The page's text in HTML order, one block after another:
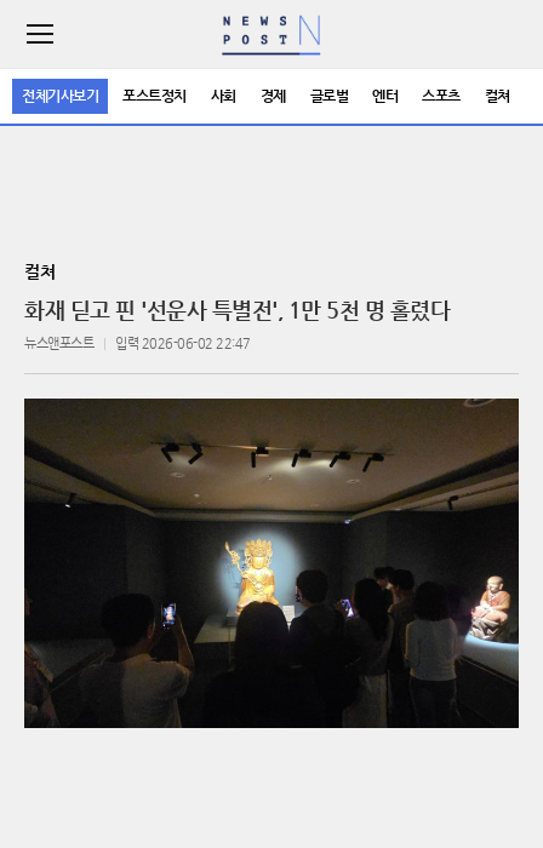
전체기사보기 포스트정치 사회 경제 글로벌 엔터 스포츠 컬쳐
주
서
비
컬쳐
화재 딛고 핀 '선운사 특별전', 1만 5천 명 홀렸다
뉴스앤포스트 입력 2026-06-02 22:47